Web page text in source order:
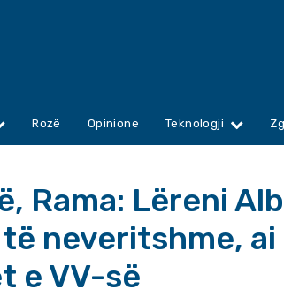
Rozë Opinione Teknologji
Rama: Lëreni
neveritshme, ai
e VV-së